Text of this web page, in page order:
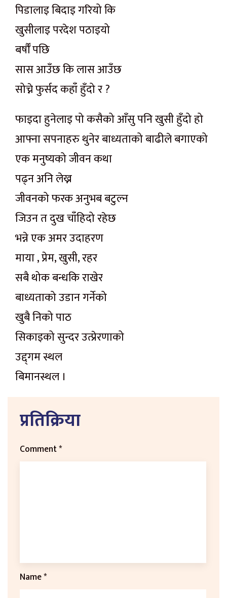
पिडालाइ बिदाइ गरियो कि
खुसीलाइ परदेश पठाइयो
बर्षौँ पछि
सास आउँछ कि लास आउँछ
सोच्ने फुर्सद कहाँ हुँदो र ?
फाइदा हुनेलाइ पो कसैको आँसु पनि खुसी हुँदो हो
आफ्ना सपनाहरु थुनेर बाध्यताको बाढीले बगाएको
एक मनुष्यको जीवन कथा
पढ्न अनि लेख्न
जीवनको फरक अनुभब बटुल्न
जिउन त दुख चाँहिदो रहेछ
भन्ने एक अमर उदाहरण
माया , प्रेम, खुसी, रहर
सबै थोक बन्धकि राखेर
बाध्यताको उडान गर्नेको
खुबै निको पाठ
सिकाइको सुन्दर उत्प्रेरणाको
उद्द्गम स्थल
बिमानस्थल ।
प्रतिक्रिया
Comment*
Name*